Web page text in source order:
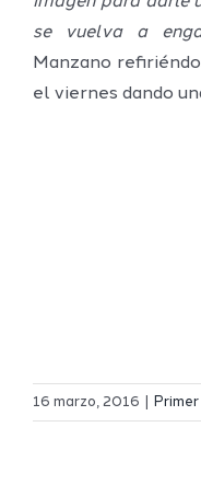
se vuelva a
Manzano
el viernes dando
16 marzo, 2016
El